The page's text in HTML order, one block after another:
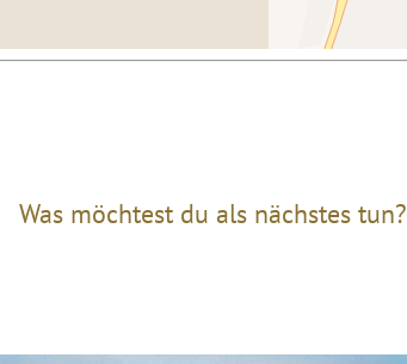
Was möchtest du als nächstes tun?